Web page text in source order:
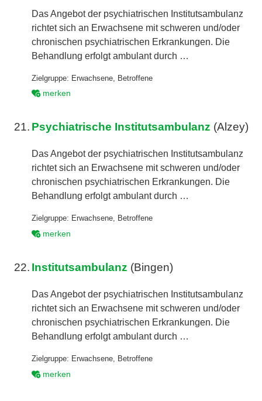
Das Angebot der psychiatrischen Institutsambulanz
richtet sich an Erwachsene mit schweren und/oder
chronischen psychiatrischen Erkrankungen. Die
Behandlung erfolgt ambulant durch …
Zielgruppe: Erwachsene Betroffene
merken
21. Psychiatrische Institutsambulanz (Alzey)
Das Angebot der psychiatrischen Institutsambulanz
richtet sich an Erwachsene mit schweren und/oder
chronischen psychiatrischen Erkrankungen. Die
Behandlung erfolgt ambulant durch …
Zielgruppe: Erwachsene, Betroffene
merken
22. Institutsambulanz (Bingen)
Das Angebot der psychiatrischen Institutsambulanz
richtet sich an Erwachsene mit schweren und/oder
chronischen psychiatrischen Erkrankungen. Die
Behandlung erfolgt ambulant durch …
Zielgruppe: Erwachsene
Betroffene
merken